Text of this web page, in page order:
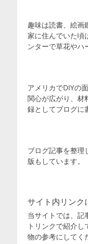
趣味は読書、絵画
家に住んでいた頃
ンターで草花やハ
アメリカでDIYの
関心が広がり、材
録としてブログに
ブログ記事を整理
版もしています。
サイト内リンク
当サイトでは、記
トリンクで紹介
物の参考にしてく